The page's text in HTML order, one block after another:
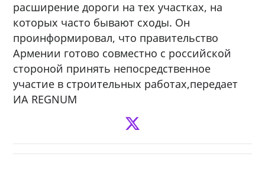
расширение дороги на тех участках, на
которых часто бывают сходы. Он
проинформировал, что правительство
Армении готово совместно с российской
стороной принять непосредственное
участие в строительных работах,передает
ИА REGNUM